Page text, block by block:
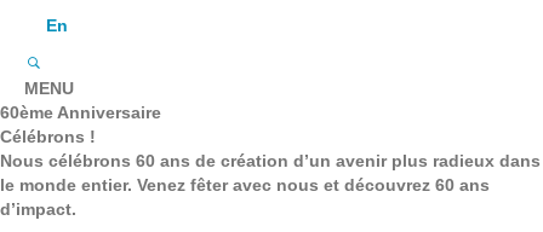
En
MENU
60ème Anniversaire
Célébrons !
Nous célébrons 60 ans de création d’un avenir plus radieux dans
le monde entier. Venez fêter avec nous et découvrez 60 ans
d’impact.